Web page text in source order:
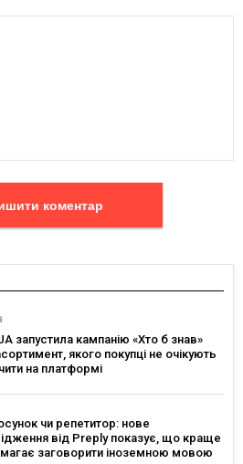
Залишити коментар
запустила кампанію «Хто б знав»
якого покупці не очікують
на платформі
чи репетитор: нове
від Preply показує, що краще
заговорити іноземною мовою